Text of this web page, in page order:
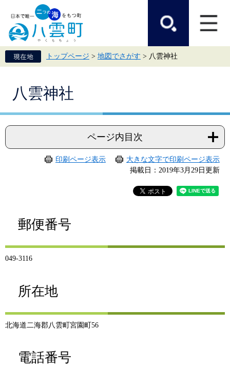
頭
で
す。
飛
ば
し
トップページ > 地図でさがす > 八雲神社
八雲神社
ページ内目次
印刷ページ表示
大きな文字で印刷ページ表示
掲載日：2019年3月29日更新
郵便番号
049-3116
所在地
北海道二海郡八雲町宮園町56
電話番号